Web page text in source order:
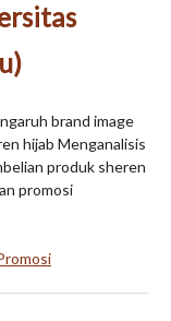
brand image
hijab Menganalisis
produk sheren
promosi